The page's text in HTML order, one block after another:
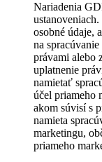
Nariadenia
osobné údaje,
na
právami alebo
uplatnenie
namietať
účel priameho
akom súvisí s
namieta
marketingu,
priameho